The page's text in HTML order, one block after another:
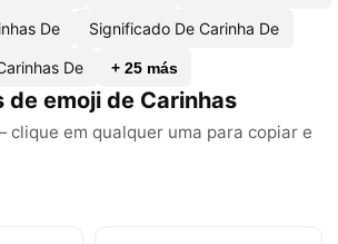
De Significado De Carinha De
De + 25 más
de emoji de Carinhas
clique em qualquer uma para copiar e